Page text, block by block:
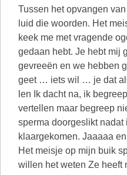
Tussen het opvangen
luid die woorden. Het
keek me met vragende
gedaan hebt. Je hebt mij
gevreeën en we hebben
geet … iets wil … je dat
len Ik dacht na, ik
vertellen maar begreep
sperma doorgeslikt
klaargekomen. Jaaaaa
Het meisje op mijn buik
willen het weten Ze heeft